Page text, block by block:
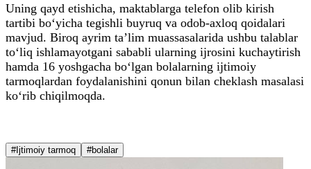
Uning qayd etishicha, maktablarga telefon olib kirish
tartibi bo‘yicha tegishli buyruq va odob-axloq qoidalari
mavjud. Biroq ayrim ta’lim muassasalarida ushbu talablar
to‘liq ishlamayotgani sababli ularning ijrosini kuchaytirish
hamda 16 yoshgacha bo‘lgan bolalarning ijtimoiy
tarmoqlardan foydalanishini qonun bilan cheklash masalasi
ko‘rib chiqilmoqda.
#Ijtimoiy tarmoq #bolalar